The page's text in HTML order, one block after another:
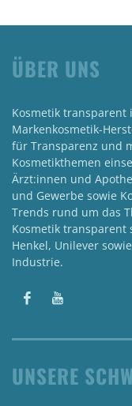
ÜBER UNS
Kosmetik
Markenkosmetik-
für Transparenz und
Kosmetikthemen
Ärzt:innen und
und Gewerbe sowie
Trends rund um das
Kosmetik transparent
Henkel, Unilever
Industrie.
UNSERE